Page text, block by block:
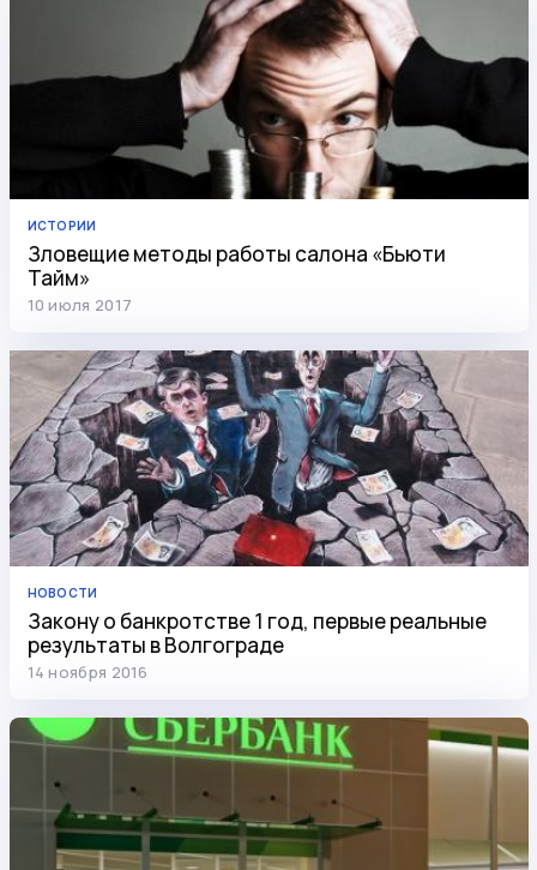
ИСТОРИИ
Зловещие методы работы салона «Бьюти
Тайм»
10 июля 2017
НОВОСТИ
Закону о банкротстве 1 год, первые реальные
результаты в Волгоградe
14 ноября 2016